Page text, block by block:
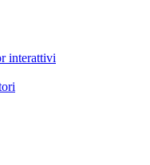
interattivi